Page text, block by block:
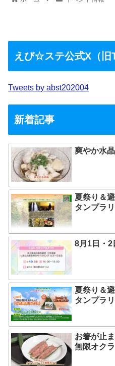
えび☆ステ公式X（旧
Tweets by abst202004
新着記事
爽やか水
夏祭り＆
タンプラ
8月1日・2
夏祭り＆
タンプラ
お箸が止
無限オクラ